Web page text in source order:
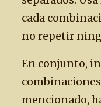
cada
no repetir
En conjunto,
mencionado,